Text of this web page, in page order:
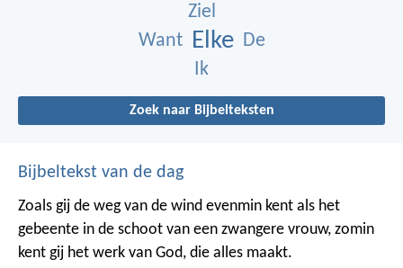
Ziel
Want Elke De
Ik
Zoek naar Bijbelteksten
Bijbeltekst van de dag
Zoals gij de weg van de wind evenmin kent als het
gebeente in de schoot van een zwangere vrouw, zomin
kent gij het werk van God, die alles maakt.